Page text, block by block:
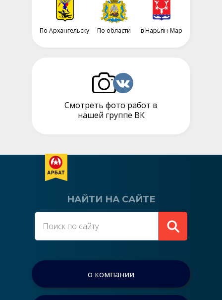
о компании
Смотреть фото работ в
нашей группе ВК
По Архангельску в Нарьян-Мар
По области
НАЙТИ НА САЙТЕ